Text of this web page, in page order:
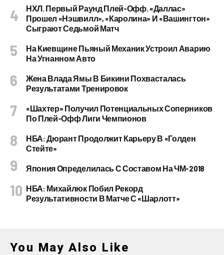
НХЛ. Первый Раунд Плей-Офф. «Даллас»
Прошел «Нэшвилл», «Каролина» И «Вашингтон»
Сыграют Седьмой Матч
На Киевщине Пьяный Механик Устроил Аварию
На Угнанном Авто
Жена Влада Ямы В Бикини Похвасталась
Результатами Тренировок
«Шахтер» Получил Потенциальных Соперников
По Плей-Офф Лиги Чемпионов
НБА: Дюрант Продолжит Карьеру В «Голден
Стейте»
Япония Определилась С Составом На ЧМ-2018
НБА: Михайлюк Побил Рекорд
Результативности В Матче С «Шарлотт»
You May Also Like